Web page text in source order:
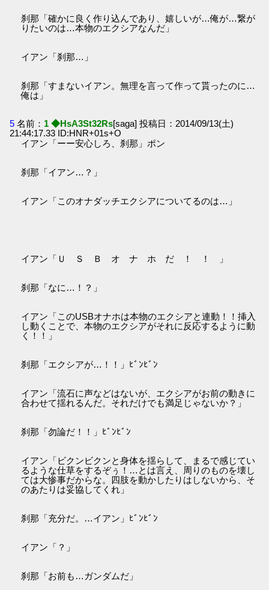
刹那「確かに良く作り込んであり、嬉しいが…俺が…繋が
りたいのは…本物のエクシアなんだ」
イアン「刹那…」
刹那「すまないイアン。無理を言って作って貰ったのに…
俺は」
5 名前： 1 ◆HsA3St32Rs[saga] 投稿日：2014/09/13(土)
21:44:17.33 ID:HNR+01s+O
イアン「ーー安心しろ、刹那」ポン
刹那「イアン…？」
イアン「このオナダッチエクシアについてるのは…」
イアン「Ｕ Ｓ Ｂ オ ナ ホ だ ！ ！ 」
刹那「なに…！？」
イアン「このUSBオナホは本物のエクシアと連動！！挿入
し動くことで、本物のエクシアがそれに反応するように動
く！！」
刹那「エクシアが…！！」ﾋﾞﾝﾋﾞﾝ
イアン「流石に声などはないが、エクシアがお前の動きに
合わせて揺れるんだ。それだけでも満足じゃないか？」
刹那「勿論だ！！」ﾋﾞﾝﾋﾞﾝ
イアン「ビクンビクンと身体を揺らして、まるで感じてい
るような仕草をするぞぅ！…とは言え、周りのものを壊し
ては大惨事だからな。四肢を動かしたりはしないから、そ
のあたりは妥協してくれ」
刹那「充分だ。…イアン」ﾋﾞﾝﾋﾞﾝ
イアン「？」
刹那「お前も…ガンダムだ」